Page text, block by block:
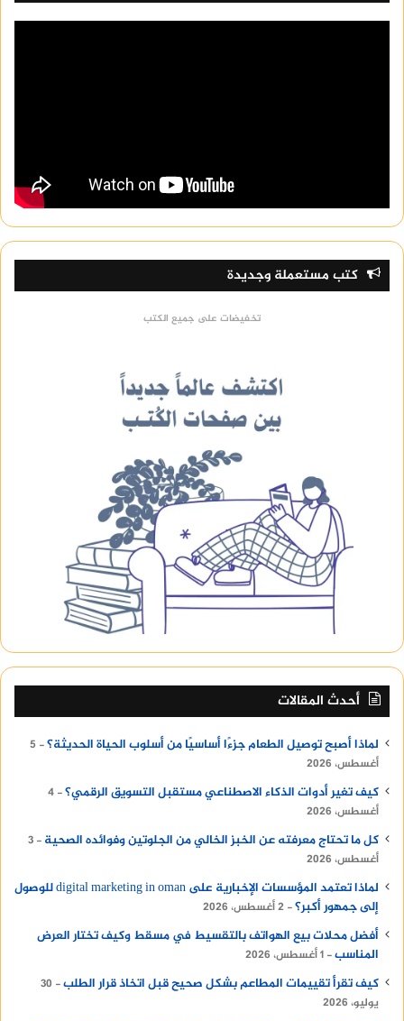
كتب مستعملة وجديدة
تخفيضات على جميع الكتب
أحدث المقالات
لماذا أصبح توصيل الطعام جزءًا أساسيًا من أسلوب الحياة الحديثة؟
5
أغسطس، 2026
كيف تغير أدوات الذكاء الاصطناعي مستقبل التسويق الرقمي؟ 4
أغسطس، 2026
كل ما تحتاج معرفته عن الخبز الخالي من الجلوتين وفوائده الصحية
3
أغسطس، 2026
لماذا تعتمد المؤسسات الإخبارية على digital marketing in oman للوصول
إلى جمهور أكبر؟ 2 أغسطس، 2026
أفضل محلات بيع الهواتف بالتقسيط في مسقط وكيف تختار العرض
المناسب 1 أغسطس، 2026
كيف تقرأ تقييمات المطاعم بشكل صحيح قبل اتخاذ قرار الطلب
30
يوليو، 2026